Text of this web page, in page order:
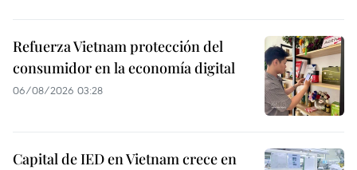
Refuerza Vietnam protección del
consumidor en la economía digital
06/08/2026 03:28
Capital de IED en Vietnam crece en